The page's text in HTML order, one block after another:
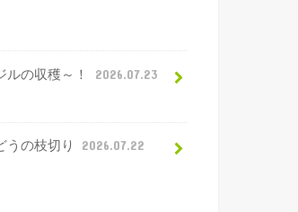
ルの収穫～！ 2026.07.23
うの枝切り 2026.07.22